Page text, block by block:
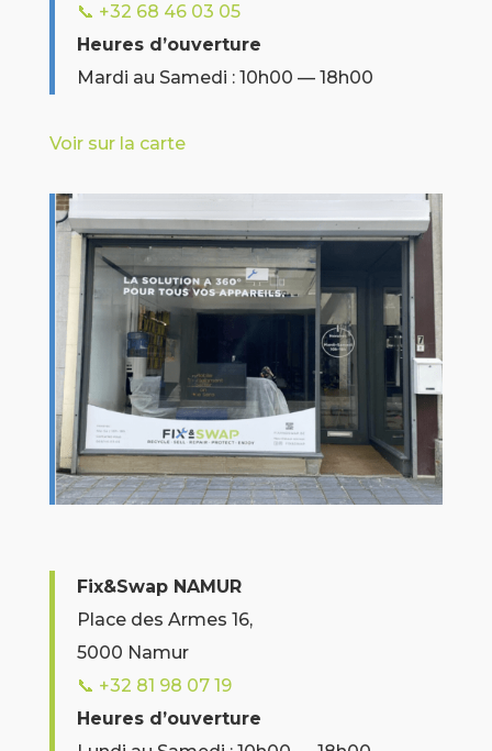
📞 +32 68 46 03 05
Heures d’ouverture
Mardi au Samedi : 10h00 — 18h00
Voir sur la carte
Fix&Swap NAMUR
Place des Armes 16,
5000 Namur
📞 +32 81 98 07 19
Heures d’ouverture